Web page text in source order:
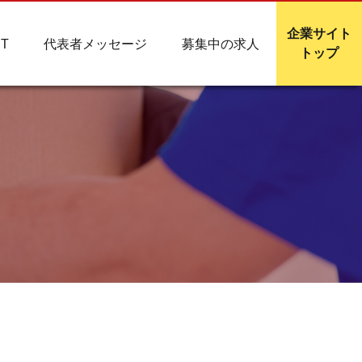
代表者メッセージ 募集中の求人
企業サイト
トップ